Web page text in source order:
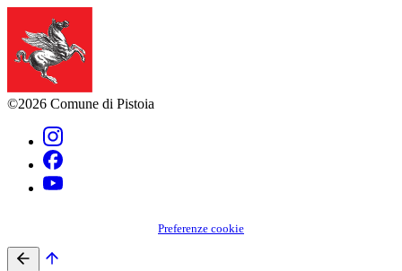
©2026 Comune di Pistoia
Preferenze cookie